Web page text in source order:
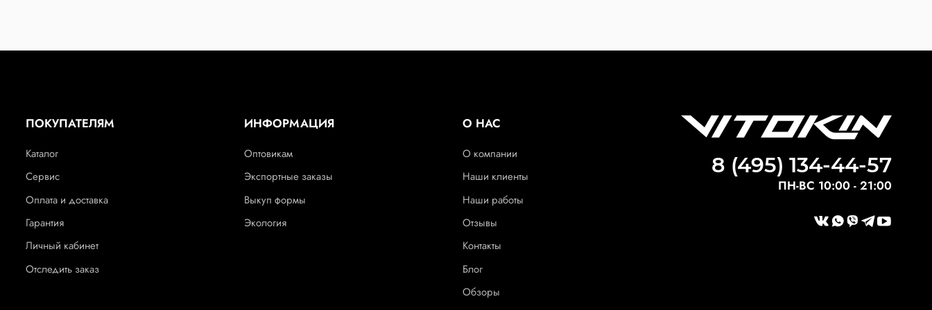
ПОКУПАТЕЛЯМ
Каталог
Сервис
Оплата и доставка
Гарантия
Личный кабинет
Отследить заказ
ИНФОРМАЦИЯ
Оптовикам
Экспортные заказы
Выкуп формы
Экология
О НАС
О компании
Наши клиенты
Наши работы
Отзывы
Контакты
Блог
Обзоры
8 (495) 134-44-57
ПН-ВС 10:00 - 21:00